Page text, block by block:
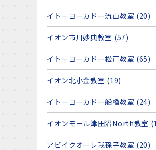
イトーヨーカドー流山教室 (20)
イオン市川妙典教室 (57)
イトーヨーカドー松戸教室 (65)
イオン北小金教室 (19)
イトーヨーカドー船橋教室 (24)
イオンモール津田沼North教室
アビイクオーレ我孫子教室 (20)